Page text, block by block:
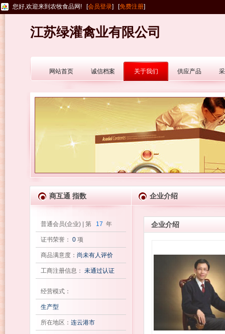
您好,欢迎来到农牧食品网! [会员登录] [免费注册]
江苏绿灌禽业有限公司
网站首页 诚信档案 关于我们 供应产品
商互通 指数 企业介绍
普通会员(企业) | 第 17 年
证书荣誉： 0项
商品满意度： 尚未有人评价
工商注册信息： 未通过认证
经营模式：
生产型
所在地区： 连云港市
企业介绍